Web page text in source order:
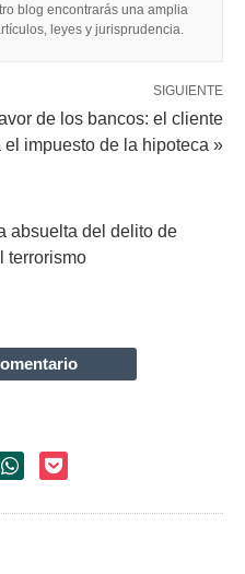
blog encontrarás una amplia
leyes y jurisprudencia.
SIGUIENTE
de los bancos: el cliente
el impuesto de la hipoteca »
absuelta del delito de
terrorismo